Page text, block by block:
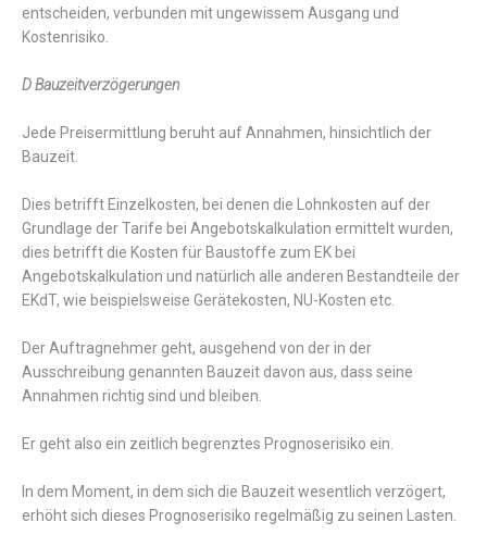
entscheiden, verbunden mit ungewissem Ausgang und
Kostenrisiko.
D Bauzeitverzögerungen
Jede Preisermittlung beruht auf Annahmen, hinsichtlich der
Bauzeit.
Dies betrifft Einzelkosten, bei denen die Lohnkosten auf der
Grundlage der Tarife bei Angebotskalkulation ermittelt wurden,
dies betrifft die Kosten für Baustoffe zum EK bei
Angebotskalkulation und natürlich alle anderen Bestandteile der
EKdT, wie beispielsweise Gerätekosten, NU-Kosten etc.
Der Auftragnehmer geht, ausgehend von der in der
Ausschreibung genannten Bauzeit davon aus, dass seine
Annahmen richtig sind und bleiben.
Er geht also ein zeitlich begrenztes Prognoserisiko ein.
In dem Moment, in dem sich die Bauzeit wesentlich verzögert,
erhöht sich dieses Prognoserisiko regelmäßig zu seinen Lasten.